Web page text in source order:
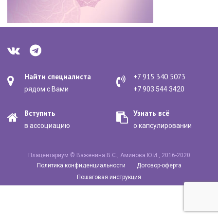
+7 915 340 5073
+7 903 544 3420
Найти специалиста
рядом с Вами
Узнать всё
о капсулировании
Вступить
в ассоциацию
Плацентариум © Важенина В.С., Аминова Ю.И., 2016-2020
Политика конфиденциальности
Договор-оферта
Пошаговая инструкция